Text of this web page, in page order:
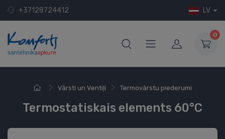
+37128724412 LV
0
Vārsti un Ventiļi Termovārstu piederumi
Termostatiskais elements 60°C